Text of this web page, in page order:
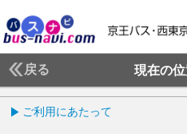
戻る 現在の
ご利用にあたって